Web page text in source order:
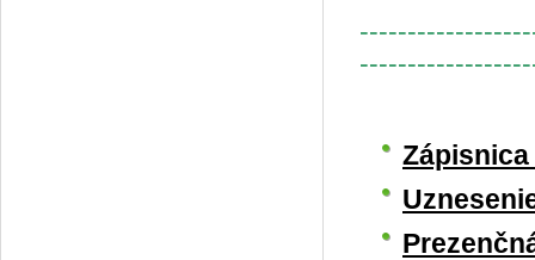
Zápisnica